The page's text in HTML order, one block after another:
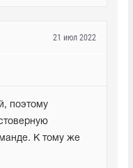
21 июл 2022
поэтому
К тому же